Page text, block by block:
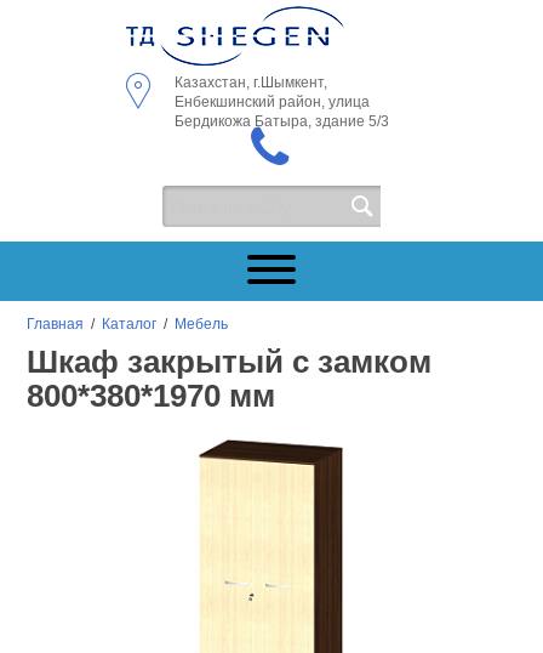
Казахстан, г.Шымкент,
Енбекшинский район, улица
Бердикожа Батыра, здание 5/3
Главная / Каталог / Мебель
Шкаф закрытый с замком
800*380*1970 мм